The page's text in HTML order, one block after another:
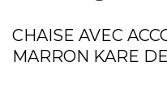
CHAISE AVEC
MARRON KARE